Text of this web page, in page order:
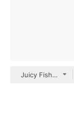
Juicy Fish Flat